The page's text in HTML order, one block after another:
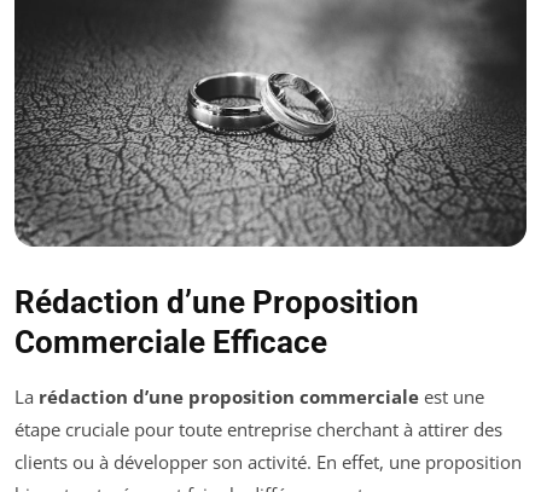
Rédaction d’une Proposition
Commerciale Efficace
La rédaction d’une proposition commerciale est une
étape cruciale pour toute entreprise cherchant à attirer des
clients ou à développer son activité. En effet, une proposition